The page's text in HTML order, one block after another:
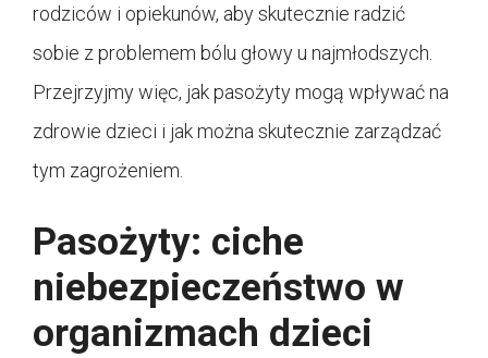
rodziców i opiekunów, aby skutecznie radzić
sobie z problemem bólu głowy u najmłodszych.
Przejrzyjmy więc, jak pasożyty mogą wpływać na
zdrowie dzieci i jak można skutecznie zarządzać
tym zagrożeniem.
Pasożyty: ciche
niebezpieczeństwo w
organizmach dzieci